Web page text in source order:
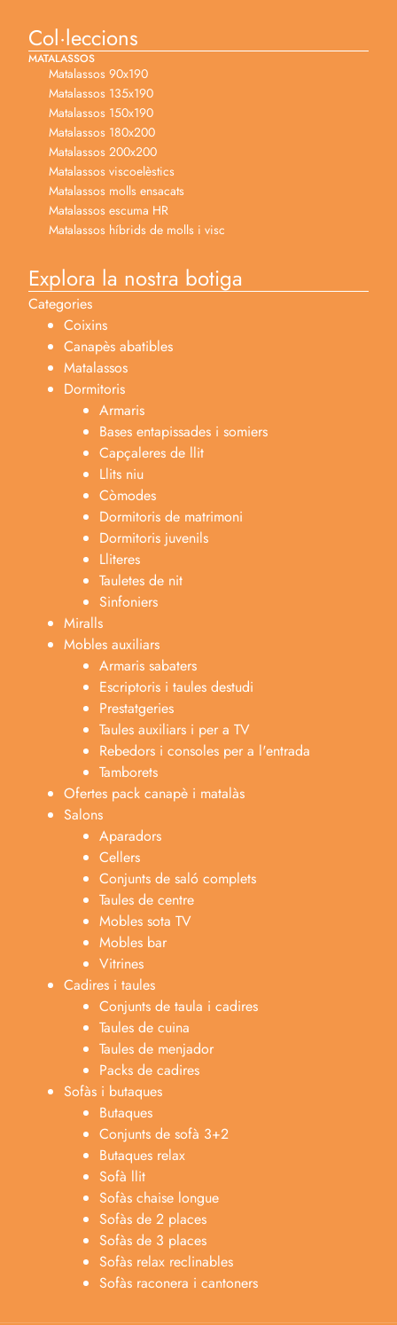
Col·leccions
MATALASSOS
Matalassos 90x190
Matalassos 135x190
Matalassos 150x190
Matalassos 180x200
Matalassos 200x200
Matalassos viscoelèstics
Matalassos molls ensacats
Matalassos escuma HR
Matalassos híbrids de molls i visc
Explora la nostra botiga
Categories
Coixins
Canapès abatibles
Matalassos
Dormitoris
Armaris
Bases entapissades i somiers
Capçaleres de llit
Llits niu
Còmodes
Dormitoris de matrimoni
Dormitoris juvenils
Lliteres
Tauletes de nit
Sinfoniers
Miralls
Mobles auxiliars
Armaris sabaters
Escriptoris i taules destudi
Prestatgeries
Taules auxiliars i per a TV
Rebedors i consoles per a l'entrada
Tamborets
Ofertes pack canapè i matalàs
Salons
Aparadors
Cellers
Conjunts de saló complets
Taules de centre
Mobles sota TV
Mobles bar
Vitrines
Cadires i taules
Conjunts de taula i cadires
Taules de cuina
Taules de menjador
Packs de cadires
Sofàs i butaques
Butaques
Conjunts de sofà 3+2
Butaques relax
Sofà llit
Sofàs chaise longue
Sofàs de 2 places
Sofàs de 3 places
Sofàs relax reclinables
Sofàs raconera i cantoners
Lun-dom 9:00am-10pm